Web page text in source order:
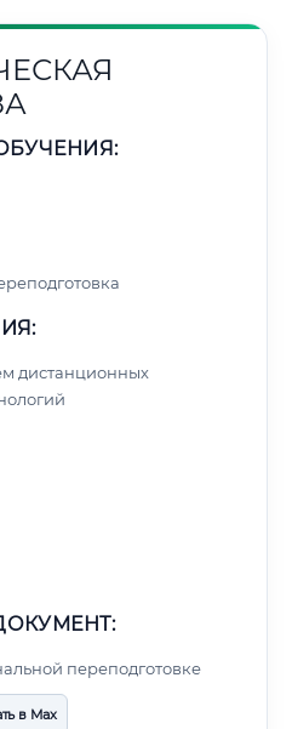
дистанционных
переподготовке
в Max